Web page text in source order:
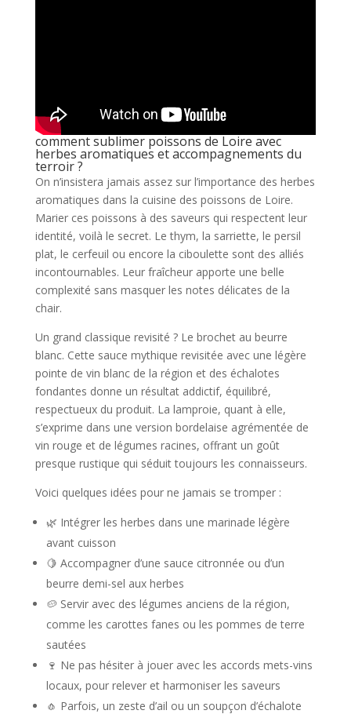
comment sublimer poissons de Loire avec
herbes aromatiques et accompagnements du
terroir ?
On n’insistera jamais assez sur l’importance des herbes
aromatiques dans la cuisine des poissons de Loire.
Marier ces poissons à des saveurs qui respectent leur
identité, voilà le secret. Le thym, la sarriette, le persil
plat, le cerfeuil ou encore la ciboulette sont des alliés
incontournables. Leur fraîcheur apporte une belle
complexité sans masquer les notes délicates de la
chair.
Un grand classique revisité ? Le brochet au beurre
blanc. Cette sauce mythique revisitée avec une légère
pointe de vin blanc de la région et des échalotes
fondantes donne un résultat addictif, équilibré,
respectueux du produit. La lamproie, quant à elle,
s’exprime dans une version bordelaise agrémentée de
vin rouge et de légumes racines, offrant un goût
presque rustique qui séduit toujours les connaisseurs.
Voici quelques idées pour ne jamais se tromper :
🌿 Intégrer les herbes dans une marinade légère
avant cuisson
🍋 Accompagner d’une sauce citronnée ou d’un
beurre demi-sel aux herbes
🥔 Servir avec des légumes anciens de la région,
comme les carottes fanes ou les pommes de terre
sautées
🍷 Ne pas hésiter à jouer avec les accords mets-vins
locaux, pour relever et harmoniser les saveurs
🧄 Parfois, un zeste d’ail ou un soupçon d’échalote